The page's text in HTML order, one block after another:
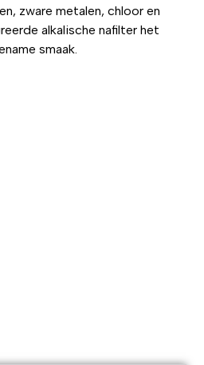
zware metalen, chloor en
alkalische nafilter het
smaak.